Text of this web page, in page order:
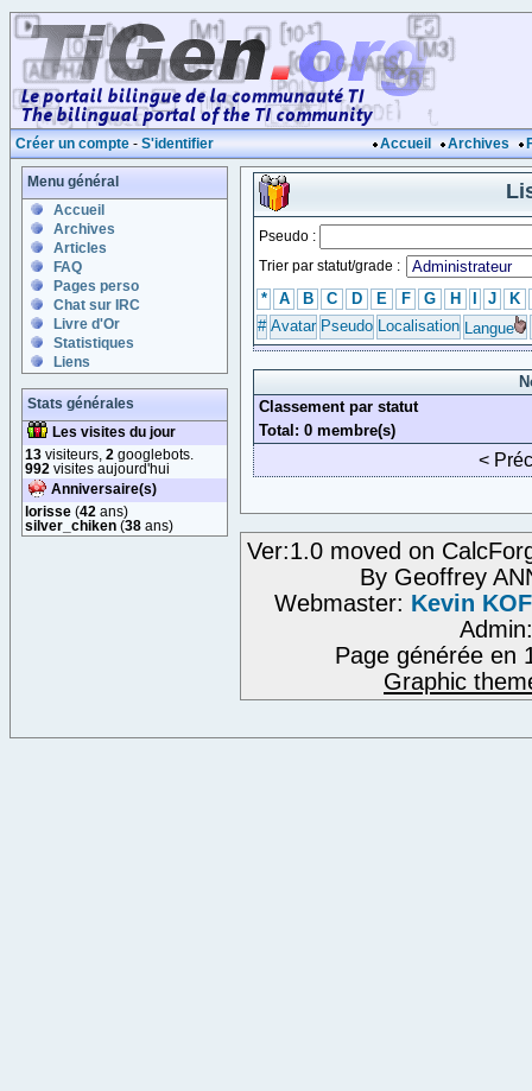
Créer un compte - S'identifier Accueil Archives
Menu général
Accueil
Archives
Articles
FAQ
Pages perso
Chat sur IRC
Livre d'Or
Statistiques
Liens
Stats générales
Les visites du jour
13 visiteurs, 2 googlebots.
992 visites aujourd'hui
Anniversaire(s)
lorisse (42 ans)
silver_chiken (38 ans)
Pseudo :
Trier par statut/grade :
* A B C D E F G H J
K
# Avatar Pseudo Localisation Langue
Classement par statut
Total: 0 membre(s)
<
Ver:1.0 moved on
By Geoffrey
Webmaster: Kevin
Page générée en
Graphic